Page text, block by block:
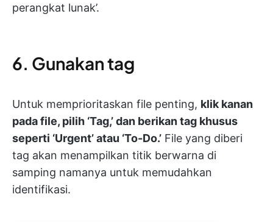
perangkat lunak’.
6. Gunakan tag
Untuk memprioritaskan file penting, klik kanan
pada file, pilih ‘Tag,’ dan berikan tag khusus
seperti ‘Urgent’ atau ‘To-Do.’ File yang diberi
tag akan menampilkan titik berwarna di
samping namanya untuk memudahkan
identifikasi.